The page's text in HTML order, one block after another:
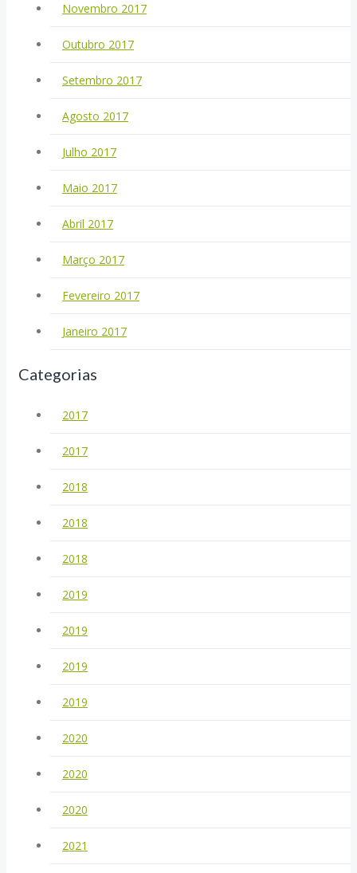
Novembro 2017
Outubro 2017
Setembro 2017
Agosto 2017
Julho 2017
Maio 2017
Abril 2017
Março 2017
Fevereiro 2017
Janeiro 2017
Categorias
2017
2017
2018
2018
2018
2019
2019
2019
2019
2020
2020
2020
2021